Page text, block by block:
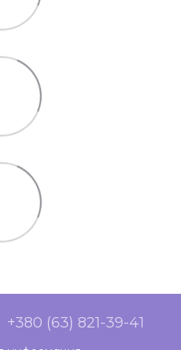
+380 (63) 821-39-41